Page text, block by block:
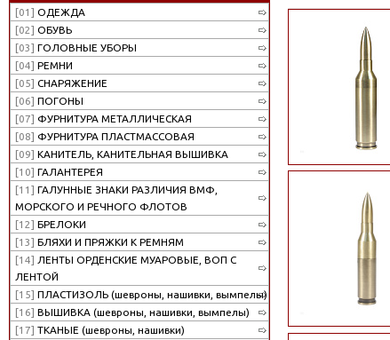
[01] ОДЕЖДА
[02] ОБУВЬ
[03] ГОЛОВНЫЕ УБОРЫ
[04] РЕМНИ
[05] СНАРЯЖЕНИЕ
[06] ПОГОНЫ
[07] ФУРНИТУРА МЕТАЛЛИЧЕСКАЯ
[08] ФУРНИТУРА ПЛАСТМАССОВАЯ
[09] КАНИТЕЛЬ, КАНИТЕЛЬНАЯ ВЫШИВКА
[10] ГАЛАНТЕРЕЯ
[11] ГАЛУННЫЕ ЗНАКИ РАЗЛИЧИЯ ВМФ,
МОРСКОГО И РЕЧНОГО ФЛОТОВ
[12] БРЕЛОКИ
[13] БЛЯХИ И ПРЯЖКИ К РЕМНЯМ
[14] ЛЕНТЫ ОРДЕНСКИЕ МУАРОВЫЕ, ВОП С
ЛЕНТОЙ
[15] ПЛАСТИЗОЛЬ (шевроны, нашивки, вымпелы)
[16] ВЫШИВКА (шевроны, нашивки, вымпелы)
[17] ТКАНЫЕ (шевроны, нашивки)